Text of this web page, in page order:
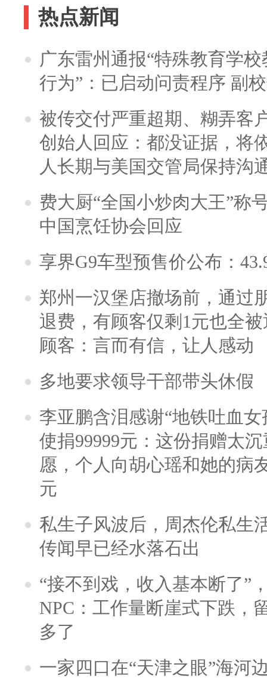
热点新闻
广东雷州通报“特殊教育学
行为”：已启动问责程序 副
被传交付严重超期、糊弄客
创始人回应：都没证据，将
人长期与美国交管局保持沟
费大厨“全国小炒肉大王”称
中国烹饪协会回应
享界G9车型预售价公布：
郑州一汉堡店撤场前，通过
退费，有顾客仅剩1元也全
顾客：言而有信，让人感动
多地要求领导干部带头休假
李亚鹏含泪感谢“地铁吐血
使捐99999元：这份捐赠太
愿，个人向胡心瑶和她的病
元
私生子风波后，周杰伦私生
传闻早已经水落石出
“接不到戏，收入基本断了”
NPC：工作量断崖式下跌，
多了
一家四口在“天津之眼”海河